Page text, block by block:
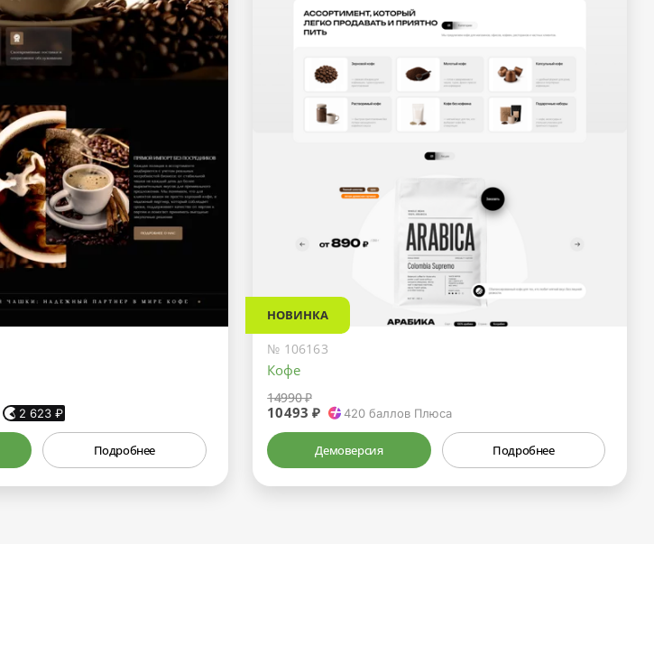
2 623₽
Подробнее
НОВИНКА
№ 106163
Кофе
14990 ₽
10493 ₽ 420баллов Плюса
Демоверсия Подробнее